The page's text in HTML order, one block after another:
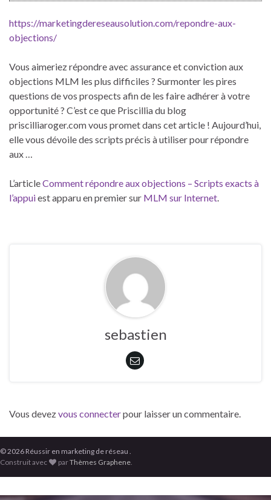
https://marketingdereseausolution.com/repondre-aux-
objections/
Vous aimeriez répondre avec assurance et conviction aux
objections MLM les plus difficiles ? Surmonter les pires
questions de vos prospects afin de les faire adhérer à votre
opportunité ? C’est ce que Priscillia du blog
priscilliaroger.com vous promet dans cet article ! Aujourd’hui,
elle vous dévoile des scripts précis à utiliser pour répondre
aux …
L’articleComment répondre aux objections – Scripts exacts à
l’appuiest apparu en premier sur MLM sur Internet.
sebastien
Vous devezvous connecterpour laisser un commentaire.
© 2026 Réussir en marketing de réseau .
Construit avec
parThèmes Graphene.